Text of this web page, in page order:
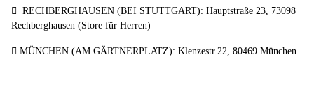
RECHBERGHAUSEN (BEI STUTTGART): Hauptstraße 23, 73098
Rechberghausen (Store für Herren)
MÜNCHEN (AM GÄRTNERPLATZ): Klenzestr.22, 80469 München